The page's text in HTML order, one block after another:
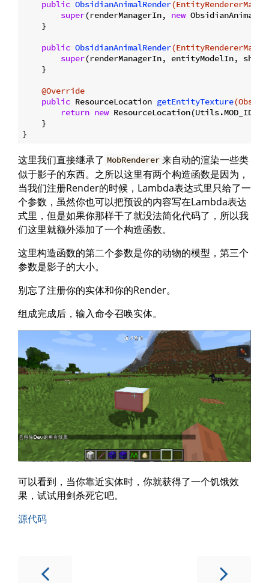
public ObsidianAnimalRender
super(renderManagerIn, new
    }
public ObsidianAnimalRender
super(renderManagerIn, entityModelIn,
    }
@Override
public ResourceLocation getEntityTexture
return new ResourceLocation(Utils.MOD_ID,
    }
这里我们直接继承了 MobRenderer 来自动的渲染一些类
似于影子的东西。之所以这里有两个构造函数是因为，
当我们注册Render的时候，Lambda表达式里只给了一
个参数，虽然你也可以把预设的内容写在Lambda表达
式里，但是如果你那样干了就没法简化代码了，所以我
们这里就额外添加了一个构造函数。
这里构造函数的第二个参数是你的动物的模型，第三个
参数是影子的大小。
别忘了注册你的实体和你的Render。
组成完成后，输入命令召唤实体。
可以看到，当你靠近实体时，你就获得了一个饥饿效
果，试试用剑杀死它吧。
源代码